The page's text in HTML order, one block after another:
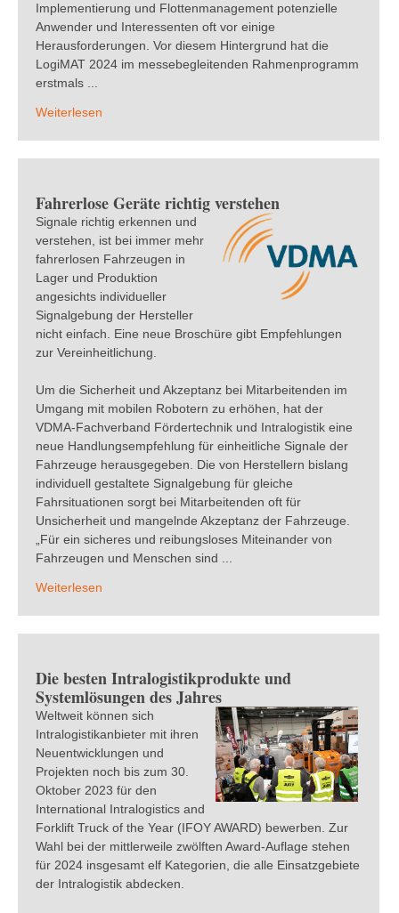
Implementierung und Flottenmanagement potenzielle
Anwender und Interessenten oft vor einige
Herausforderungen. Vor diesem Hintergrund hat die
LogiMAT 2024 im messebegleitenden Rahmenprogramm
erstmals ...
Weiterlesen
Fahrerlose Geräte richtig verstehen
Signale richtig erkennen und
verstehen, ist bei immer mehr
fahrerlosen Fahrzeugen in
Lager und Produktion
angesichts individueller
Signalgebung der Hersteller
nicht einfach. Eine neue Broschüre gibt Empfehlungen
zur Vereinheitlichung.
Um die Sicherheit und Akzeptanz bei Mitarbeitenden im
Umgang mit mobilen Robotern zu erhöhen, hat der
VDMA-Fachverband Fördertechnik und Intralogistik eine
neue Handlungsempfehlung für einheitliche Signale der
Fahrzeuge herausgegeben. Die von Herstellern bislang
individuell gestaltete Signalgebung für gleiche
Fahrsituationen sorgt bei Mitarbeitenden oft für
Unsicherheit und mangelnde Akzeptanz der Fahrzeuge.
„Für ein sicheres und reibungsloses Miteinander von
Fahrzeugen und Menschen sind ...
Weiterlesen
Die besten Intralogistikprodukte und
Systemlösungen des Jahres
Weltweit können sich
Intralogistikanbieter mit ihren
Neuentwicklungen und
Projekten noch bis zum 30.
Oktober 2023 für den
International Intralogistics and
Forklift Truck of the Year (IFOY AWARD) bewerben. Zur
Wahl bei der mittlerweile zwölften Award-Auflage stehen
für 2024 insgesamt elf Kategorien, die alle Einsatzgebiete
der Intralogistik abdecken.